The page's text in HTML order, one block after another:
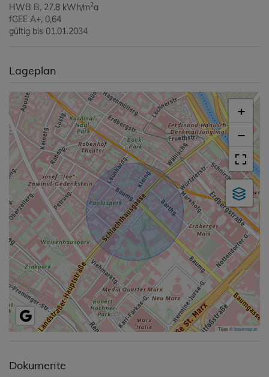
HWB B, 27.8 kWh/m2a
fGEE A+, 0,64
gültig bis 01.01.2034
Lageplan
+
−
Tiles ©basemap.at
Dokumente